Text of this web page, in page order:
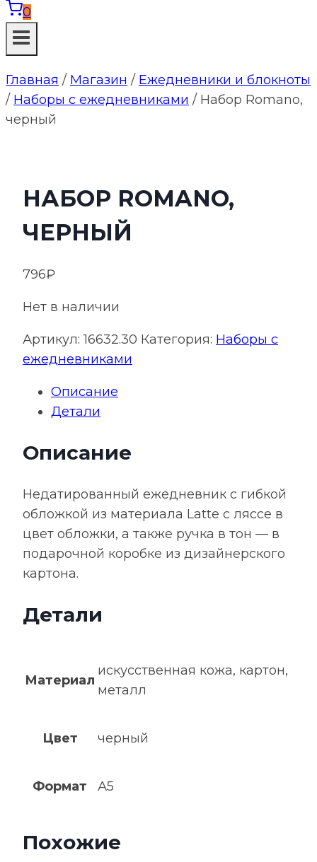
0
Главная / Магазин / Ежедневники и блокноты
/ Наборы с ежедневниками / Набор Romano,
черный
НАБОР ROMANO,
ЧЕРНЫЙ
796₽
Нет в наличии
Артикул:16632.30 Категория: Наборы с
ежедневниками
Описание
Детали
Описание
Недатированный ежедневник с гибкой
обложкой из материала Latte с ляссе в
цвет обложки, а также ручка в тон — в
подарочной коробке из дизайнерского
картона.
Детали
Материал
искусственная кожа, картон,
металл
Цвет черный
Формат А5
Похожие